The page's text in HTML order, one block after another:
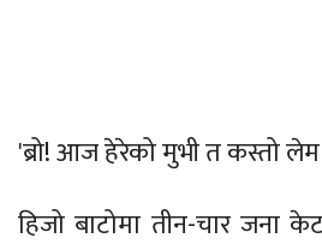
'ब्रो! आज हेरेको मुभी त कस्तो
हिजो बाटोमा तीन-चार जना